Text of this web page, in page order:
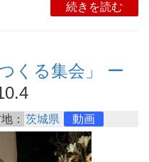
続きを読む
くる集会」 ー
： 茨城県 動画